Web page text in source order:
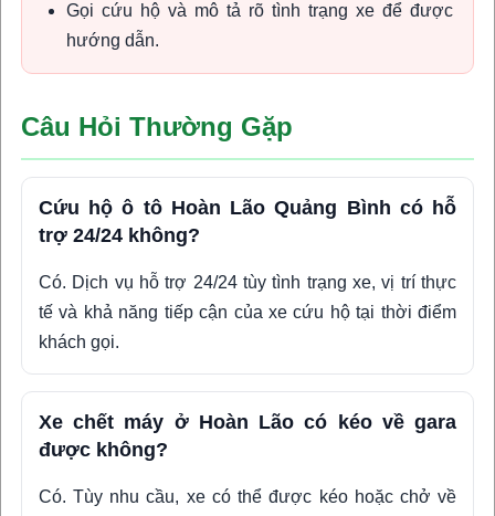
Gọi cứu hộ và mô tả rõ tình trạng xe để được
hướng dẫn.
Câu Hỏi Thường Gặp
Cứu hộ ô tô Hoàn Lão Quảng Bình có hỗ
trợ 24/24 không?
Có. Dịch vụ hỗ trợ 24/24 tùy tình trạng xe, vị trí thực
tế và khả năng tiếp cận của xe cứu hộ tại thời điểm
khách gọi.
Xe chết máy ở Hoàn Lão có kéo về gara
được không?
Có. Tùy nhu cầu, xe có thể được kéo hoặc chở về